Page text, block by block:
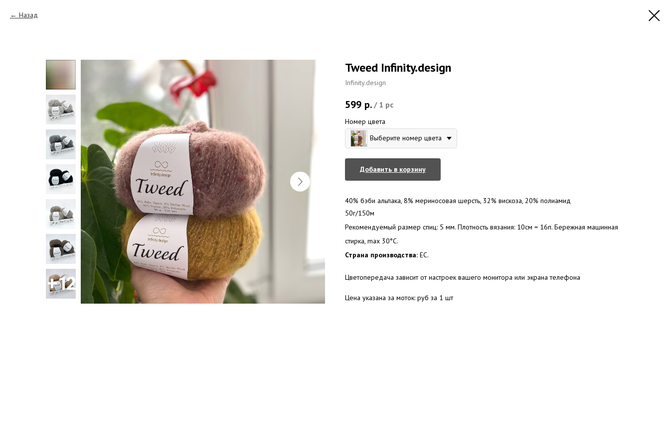
Назад
Tweed Infinity.design
Infinity.design
599 р. / 1 pc
Номер цвета
Выберите номер цвета
Добавить в корзину
40% бэби альпака, 8% мериносовая шерсть, 32% вискоза, 20% полиамид
50г/150м
Рекомендуемый размер спиц: 5 мм. Плотность вязания: 10см = 16п. Бережная машинная
стирка, max 30°C.
Страна производства: ЕС.
Цветопередача зависит от настроек вашего монитора или экрана телефона
Цена указана за моток: руб за 1 шт